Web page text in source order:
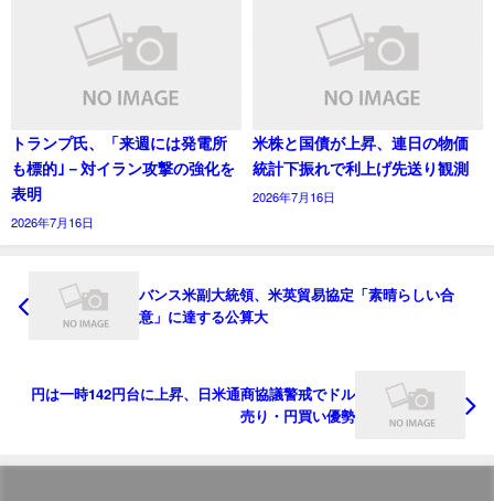
トランプ氏、「来週には発電所
も標的｣－対イラン攻撃の強化を
表明
2026年7月16日
米株と国債が上昇、連日の物価
統計下振れで利上げ先送り観測
2026年7月16日
バンス米副大統領、米英貿易協定「素晴らしい合
意」に達する公算大
円は一時142円台に上昇、日米通商協議警戒でドル
売り・円買い優勢